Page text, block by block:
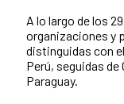
A lo largo de los
organizaciones y
distinguidas con
Perú, seguidas
Paraguay.